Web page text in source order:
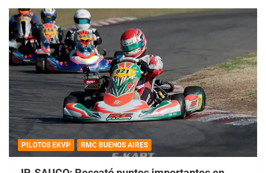
PILOTOS EKVP RMC BUENOS AIRES